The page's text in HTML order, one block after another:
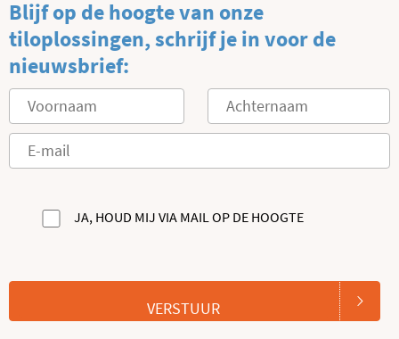
Blijf op de hoogte van onze
tiloplossingen, schrijf je in voor de
nieuwsbrief:
JA, HOUD MIJ VIA MAIL OP DE HOOGTE